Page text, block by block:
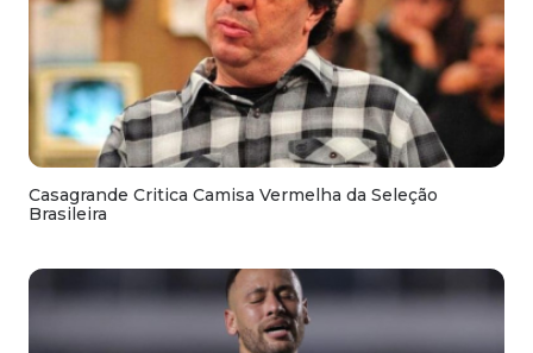
Casagrande Critica Camisa Vermelha da Seleção
Brasileira